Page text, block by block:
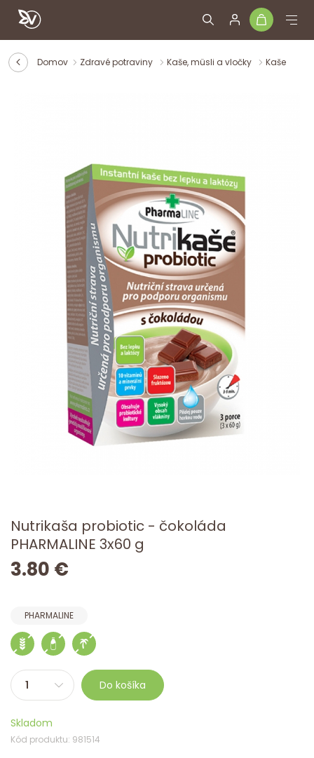
Domov Zdravé potraviny Kaše, müsli a vločky Kaše
Nutrikaša probiotic - čokoláda
PHARMALINE 3x60 g
3.80 €
PHARMALINE
Do košíka
Skladom
Kód produktu: 981514